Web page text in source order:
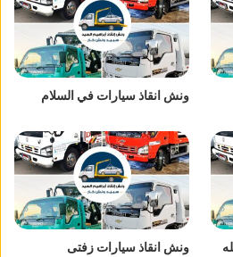
ونش انقاذ سيارات في السلام
ونش انقاذ سيارات زفتى